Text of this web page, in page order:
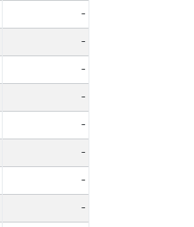
-
-
-
-
-
-
-
-